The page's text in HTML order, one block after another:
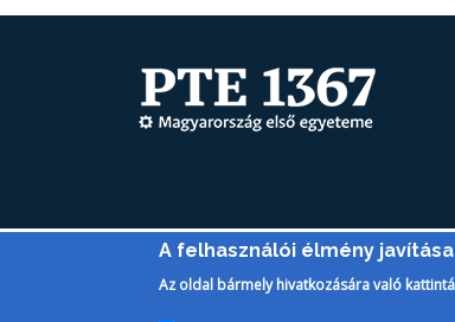
A felhasználói élmény
Az oldal bármely hivatkozására való